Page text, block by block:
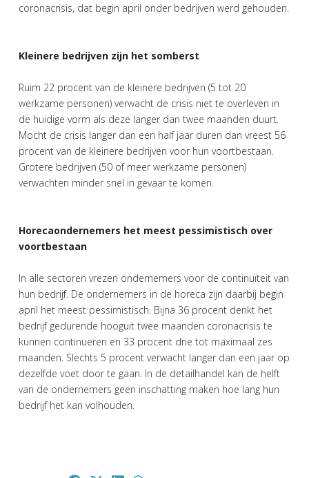
coronacrisis, dat begin april onder bedrijven werd gehouden.
Kleinere bedrijven zijn het somberst
Ruim 22 procent van de kleinere bedrijven (5 tot 20
werkzame personen) verwacht de crisis niet te overleven in
de huidige vorm als deze langer dan twee maanden duurt.
Mocht de crisis langer dan een half jaar duren dan vreest 56
procent van de kleinere bedrijven voor hun voortbestaan.
Grotere bedrijven (50 of meer werkzame personen)
verwachten minder snel in gevaar te komen.
Horecaondernemers het meest pessimistisch over
voortbestaan
In alle sectoren vrezen ondernemers voor de continuïteit van
hun bedrijf. De ondernemers in de horeca zijn daarbij begin
april het meest pessimistisch. Bijna 36 procent denkt het
bedrijf gedurende hooguit twee maanden coronacrisis te
kunnen continueren en 33 procent drie tot maximaal zes
maanden. Slechts 5 procent verwacht langer dan een jaar op
dezelfde voet door te gaan. In de detailhandel kan de helft
van de ondernemers geen inschatting maken hoe lang hun
bedrijf het kan volhouden.